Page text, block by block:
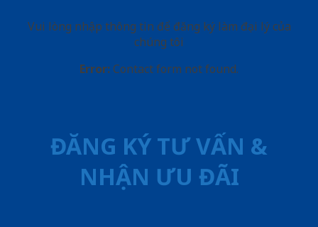
Vui lòng nhập thông tin để đăng ký làm đại lý của
chúng tôi
Error: Contact form not found.
ĐĂNG KÝ TƯ VẤN &
NHẬN ƯU ĐÃI